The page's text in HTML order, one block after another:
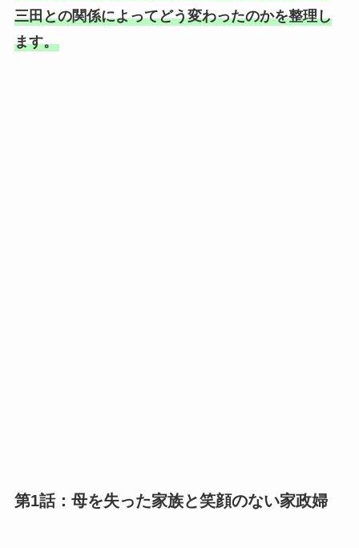
三田との関係によってどう変わったのかを整理し
ます。
第1話：母を失った家族と笑顔のない家政婦